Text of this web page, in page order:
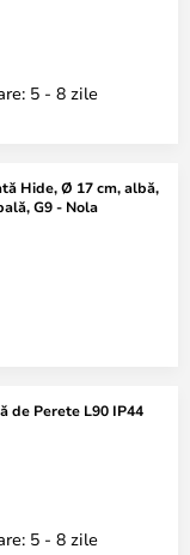
5 - 8 zile
Hide, Ø 17 cm, albă,
G9 - Nola
de Perete L90 IP44
5 - 8 zile